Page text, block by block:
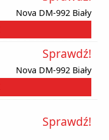
Nova DM-992 Biały
Nova DM-992 Biały
Sprawdź!
Sprawdź!